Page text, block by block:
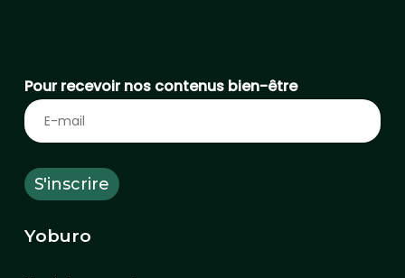
Pour recevoir nos contenus bien-être
Yoburo